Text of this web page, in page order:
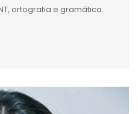
ortografia e gramática.